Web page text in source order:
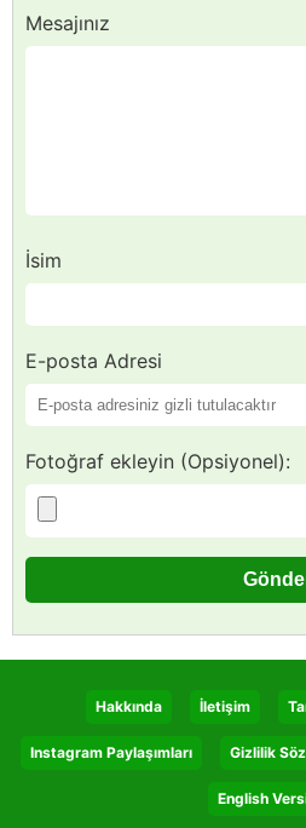
Mesajınız
İsim
E-posta Adresi
Fotoğraf ekleyin (Opsiyonel):
Hakkında İletişim
Instagram Paylaşımları Gizlilik
English